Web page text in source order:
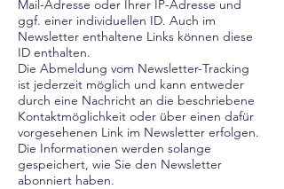
Mail-Adresse oder Ihrer IP-Adresse und
ggf. einer individuellen ID. Auch im
Newsletter enthaltene Links können diese
ID enthalten.
Die Abmeldung vom Newsletter-Tracking
ist jederzeit möglich und kann entweder
durch eine Nachricht an die beschriebene
Kontaktmöglichkeit oder über einen dafür
vorgesehenen Link im Newsletter erfolgen.
Die Informationen werden solange
gespeichert, wie Sie den Newsletter
abonniert haben.